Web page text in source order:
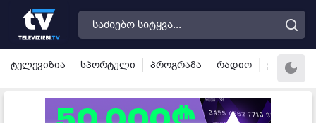
ტელევიზია სპორტული პროგრამა რადიო ვალუტა